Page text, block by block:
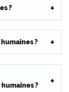
?
?
?